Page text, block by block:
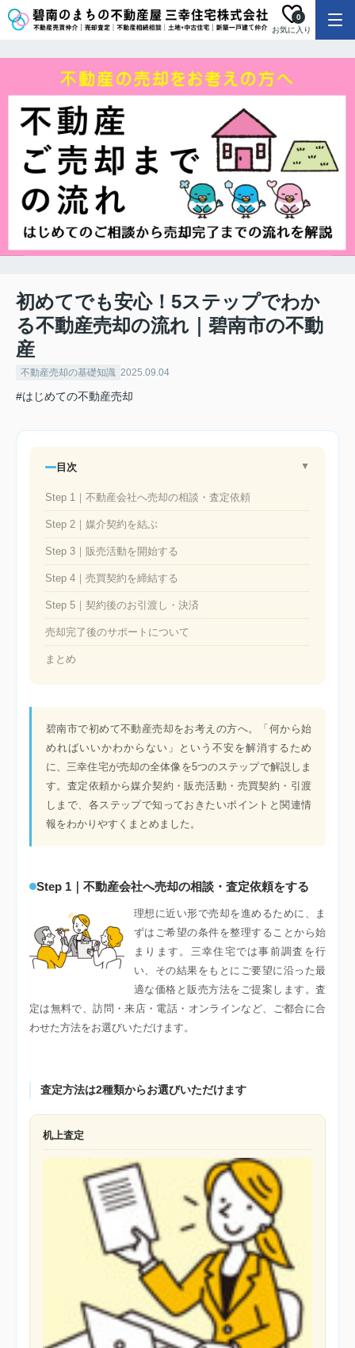
お気に入り
0
初めてでも安心！5ステップでわか
る不動産売却の流れ｜碧南市の不動
産
不動産売却の基礎知識 2025.09.04
#はじめての不動産売却
目次 ▲
Step 1｜不動産会社へ売却の相談・査定依頼
Step 2｜媒介契約を結ぶ
Step 3｜販売活動を開始する
Step 4｜売買契約を締結する
Step 5｜契約後のお引渡し・決済
売却完了後のサポートについて
まとめ
碧南市で初めて不動産売却をお考えの方へ。「何から始
めればいいかわからない」という不安を解消するため
に、三幸住宅が売却の全体像を5つのステップで解説しま
す。査定依頼から媒介契約・販売活動・売買契約・引渡
しまで、各ステップで知っておきたいポイントと関連情
報をわかりやすくまとめました。
Step 1｜不動産会社へ売却の相談・査定依頼をする
理想に近い形で売却を進めるために、ま
ずはご希望の条件を整理することから始
まります。三幸住宅では事前調査を行
い、その結果をもとにご要望に沿った最
適な価格と販売方法をご提案します。査
定は無料で、訪問・来店・電話・オンラインなど、ご都合に合
わせた方法をお選びいただけます。
査定方法は2種類からお選びいただけます
机上査定